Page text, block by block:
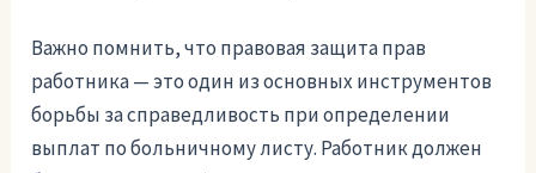
Важно помнить, что правовая защита прав
работника — это один из основных инструментов
борьбы за справедливость при определении
выплат по больничному листу. Работник должен